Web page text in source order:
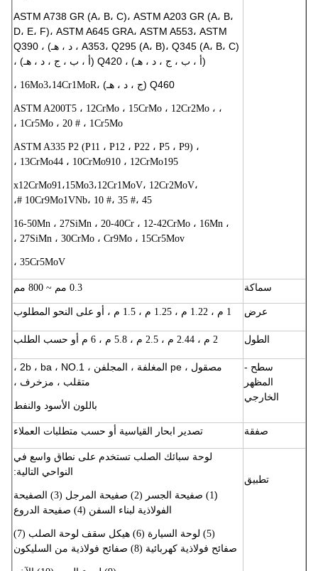
ASTM A738 GR (A، B، C)، ASTM A203 GR (A، B،
D، E، F)، ASTM A645 GRA، ASTM A553، ASTM
A353، Q295 (A، B)، Q345 (A، B، C) ، د ، هـ) ، Q390
(أ ، ب ، ج ، د ، هـ) ، Q420 (أ ، ب ، ج ، د ، هـ) ،
Q460 (ج ، د ، هـ) ، 16Mo3،14Cr1MoR ،
، ASTM A200T5 ، 12CrMo ، 15CrMo ، 12Cr2Mo ،
1Cr5Mo ، 20 # ، 1Cr5Mo ،
ASTM A335 P2 (P11 ، P12 ، P22 ، P5 ، P9) ،
13CrMo44 ، 10CrMo910 ، 12CrMo195 ،
x12CrMo91،15Mo3،12Cr1MoV، 12Cr2MoV،
10Cr9Mo1VNb، 10 #، 35 #، 45 #،
16-50Mn ، 27SiMn ، 20-40Cr ، 12-42CrMo ، 16Mn ،
27SiMn ، 30CrMo ، Cr9Mo ، 15Cr5Mov ،
35Cr5MoV ،
سماكة
1 م ، 1.22 م ، 1.25 م ، 1.5 م ، أو على النحو المطلوب
الطول
سطح -
المظهر
الخارجي
مصقول ، pe المغلفة ، المجلفن ، 2b ، ba ، NO.1 ،
متقلب ، مزخرف ،
باللون الأسود والنفط
صفقة تصدير ابحار القياسية أو حسب متطلبات العملاء
تطبيق
لوحة سبائك الصلب تستخدم على نطاق واسع في
النواحي التالية:
1) صفيحة الجسر (2) صفيحة المرجل (3) الصفيحة
الفولاذية لبناء السفن (4) صفيحة الدروع
(7)
صفائح فولاذية كهربائية (8) صفائح فولاذية من السليكون